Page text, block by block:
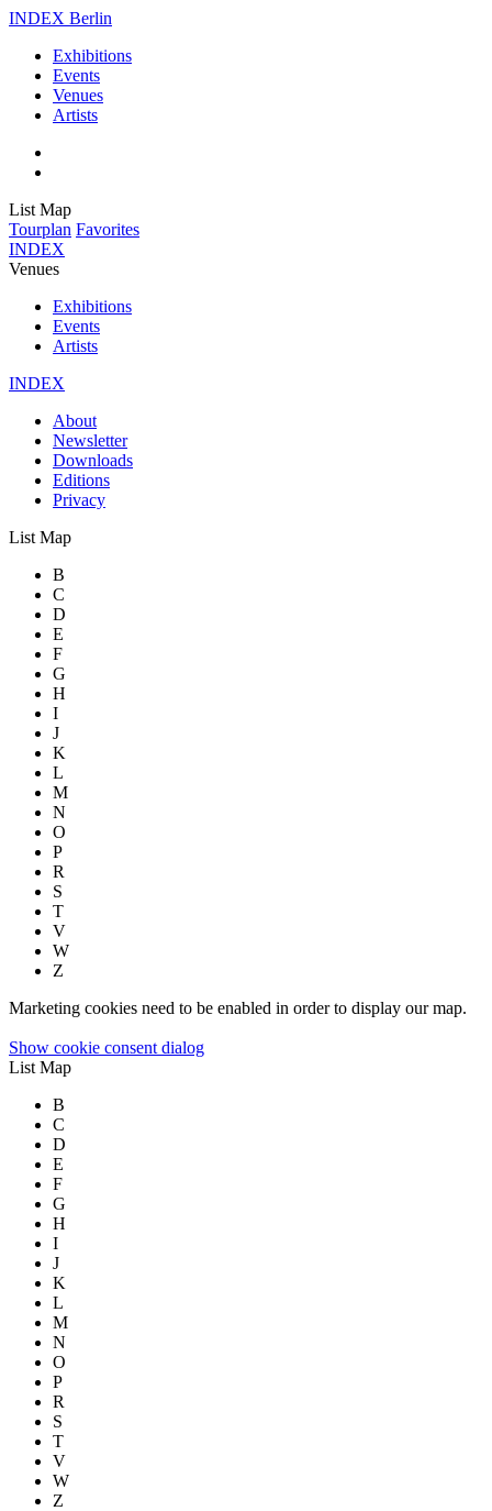
INDEX Berlin
Exhibitions
Events
Venues
Artists
List Map
Tourplan Favorites
INDEX
Venues
Exhibitions
Events
Artists
INDEX
About
Newsletter
Downloads
Editions
Privacy
List Map
B
C
D
E
F
G
H
I
J
K
L
M
N
O
P
R
S
T
V
W
Z
Marketing cookies need to be enabled in order to display our map.
Show cookie consent dialog
List Map
B
C
D
E
F
G
H
I
J
K
L
M
N
O
P
R
S
T
V
W
Z